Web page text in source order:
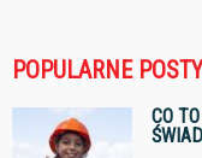
POPULARNE POSTY
CO